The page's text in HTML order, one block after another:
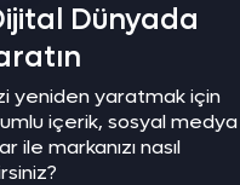
Dünyada
yeniden yaratmak için
içerik, sosyal medya
markanızı nasıl